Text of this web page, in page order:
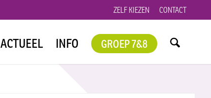
ZELF KIEZEN CONTACT
ACTUEEL INFO GROEP 7&8